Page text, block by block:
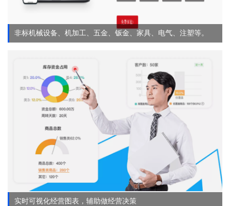
非标机械设备、机加工、五金、钣金、家具、电气、注塑等。
实时可视化经营图表，辅助做经营决策